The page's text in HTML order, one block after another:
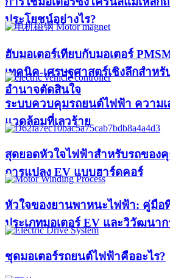
ประโยชน์อย่างไร?
ฮับมอเตอร์เทียบกับมอเตอร์
เทคนิค-เศรษฐศาสตร์เชิงลึกสำห
อำนาจตัดสินใจ
ระบบควบคุมรถยนต์ไฟฟ้า ความเ
แวดล้อมที่เลวร้าย
สุดยอดหัวใจไฟฟ้าสำหรับรถขอ
การแปลง EV แบบฮาร์ดคอร์
หัวใจของยานพาหนะไฟฟ้า: คู่มือ
ประเภทมอเตอร์ EV และวิวัฒนา
ชุดมอเตอร์รถยนต์ไฟฟ้าคืออะไร?